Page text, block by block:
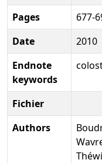
Pages
677-
Date
2010
Endnote
keywords
Fichier
Authors